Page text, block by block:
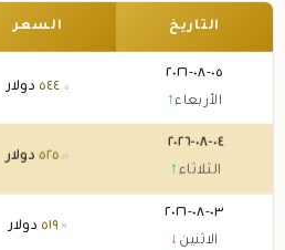
التاريخ السعر
٠٥-٠٨-٢٠٢٦
الأربعاء↑
٥٤٤.٠٥ دولار
٠٤-٠٨-٢٠٢٦
الثلاثاء ↑
٥٢٥ .٥٩ دولار
٠٣-٠٨-٢٠٢٦
الاثنين ↓
٥١٩ .١٩ دولار